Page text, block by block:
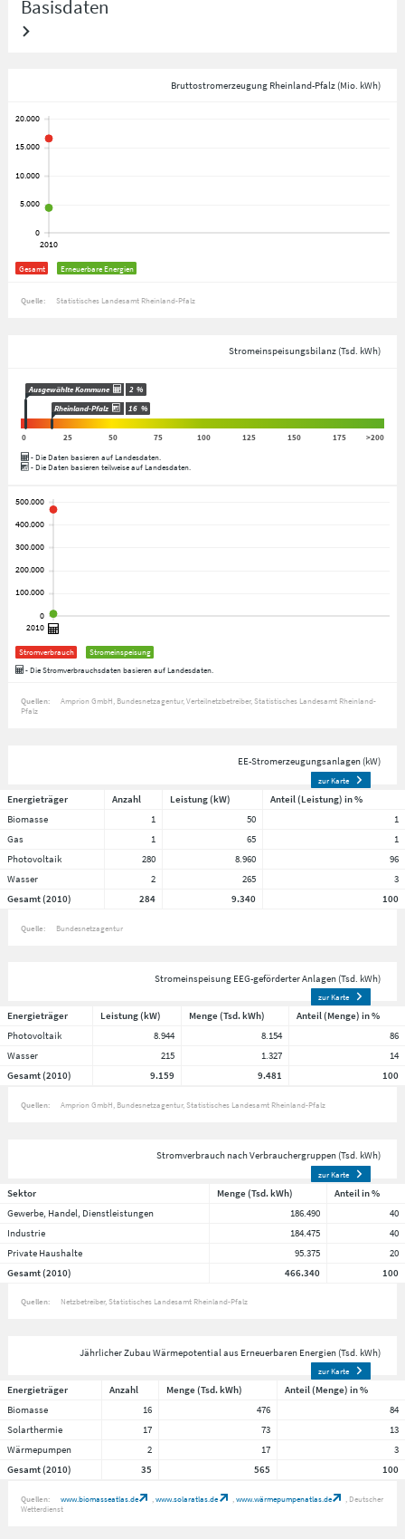
Basisdaten
Bruttostromerzeugung Rheinland-Pfalz (Mio. kWh)
Gesamt Erneuerbare Energien
Quelle: Statistisches Landesamt Rheinland-Pfalz
Stromeinspeisungsbilanz (Tsd. kWh)
Ausgewählte Kommune 2 %
Rheinland-Pfalz
16 %
0 25 50 75 100 125 150 175
>200
- Die Daten basieren auf Landesdaten.
- Die Daten basieren teilweise auf Landesdaten.
Stromverbrauch
Stromeinspeisung
- Die Stromverbrauchsdaten basieren auf Landesdaten.
Quellen: Amprion GmbH Bundesnetzagentur Verteilnetzbetreiber Statistisches Landesamt Rheinland-
Pfalz
EE-Stromerzeugungsanlagen (kW)
zur Karte
Energieträger Anzahl Leistung (kW)
Anteil (Leistung) in %
Biomasse
1 50
1
Gas
1 65
1
Photovoltaik
280 8.960
96
Wasser
2 265
3
Gesamt (2010)
284 9.340 100
Quelle: Bundesnetzagentur
Stromeinspeisung EEG-geförderter Anlagen (Tsd. kWh)
zur Karte
Energieträger Leistung (kW) Menge (Tsd. kWh)
Anteil (Menge) in %
Photovoltaik
8.944 8.154
86
Wasser
215 1.327
14
Gesamt (2010)
9.159 9.481 100
Quellen: Amprion GmbH Bundesnetzagentur Statistisches Landesamt Rheinland-Pfalz
Stromverbrauch nach Verbrauchergruppen (Tsd. kWh)
zur Karte
Sektor Menge (Tsd. kWh)
Anteil in %
Gewerbe, Handel, Dienstleistungen
186.490
40
Industrie
184.475
40
Private Haushalte
95.375
20
Gesamt (2010)
466.340 100
Quellen: Netzbetreiber Statistisches Landesamt Rheinland-Pfalz
Jährlicher Zubau Wärmepotential aus Erneuerbaren Energien (Tsd. kWh)
zur Karte
Energieträger Anzahl Menge (Tsd. kWh)
Anteil (Menge) in %
Biomasse
16 476
84
Solarthermie
17 73
13
Wärmepumpen
2 17
3
Gesamt (2010)
35 565 100
Quellen: www.biomasseatlas.de www.solaratlas.de www.wärmepumpenatlas.de
Deutscher
Wetterdienst